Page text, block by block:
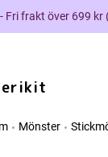
Fri frakt över 699
Mönster